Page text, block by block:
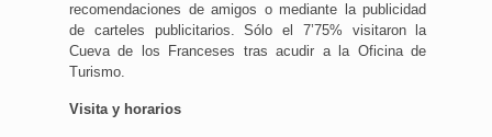
recomendaciones de amigos o mediante la publicidad
de carteles publicitarios. Sólo el 7’75% visitaron la
Cueva de los Franceses tras acudir a la Oficina de
Turismo.
Visita y horarios